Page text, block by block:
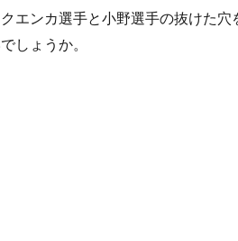
エンカ選手と小野選手の抜けた
しょうか。